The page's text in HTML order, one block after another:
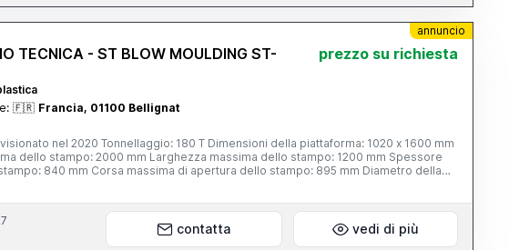
annuncio
TECNICA - ST BLOW MOULDING ST-
prezzo su richiesta
🇫🇷 Francia, 01100 Bellignat
nel 2020 Tonnellaggio: 180 T Dimensioni della piattaforma: 1020 x 1600 mm
dello stampo: 2000 mm Larghezza massima dello stampo: 1200 mm Spessore
840 mm Corsa massima di apertura dello stampo: 895 mm Diametro della
contatta vedi di più